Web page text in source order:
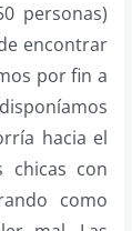
personas)
encontrar
por fin a
hacia el
chicas con
como